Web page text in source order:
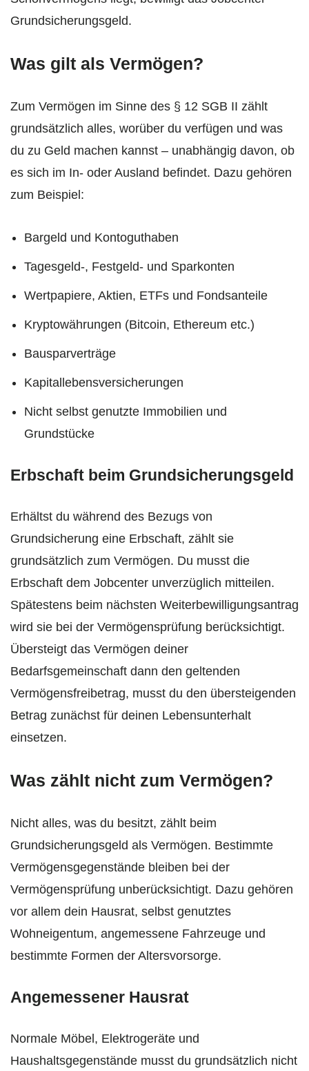
Grundsicherungsgeld.
Was gilt als Vermögen?
Zum Vermögen im Sinne des § 12 SGB II zählt
grundsätzlich alles, worüber du verfügen und was
du zu Geld machen kannst – unabhängig davon, ob
es sich im In- oder Ausland befindet. Dazu gehören
zum Beispiel:
Bargeld und Kontoguthaben
Tagesgeld-, Festgeld- und Sparkonten
Wertpapiere, Aktien, ETFs und Fondsanteile
Kryptowährungen (Bitcoin, Ethereum etc.)
Bausparverträge
Kapitallebensversicherungen
Nicht selbst genutzte Immobilien und
Grundstücke
Erbschaft beim Grundsicherungsgeld
Erhältst du während des Bezugs von
Grundsicherung eine Erbschaft, zählt sie
grundsätzlich zum Vermögen. Du musst die
Erbschaft dem Jobcenter unverzüglich mitteilen.
Spätestens beim nächsten Weiterbewilligungsantrag
wird sie bei der Vermögensprüfung berücksichtigt.
Übersteigt das Vermögen deiner
Bedarfsgemeinschaft dann den geltenden
Vermögensfreibetrag, musst du den übersteigenden
Betrag zunächst für deinen Lebensunterhalt
einsetzen.
Was zählt nicht zum Vermögen?
Nicht alles, was du besitzt, zählt beim
Grundsicherungsgeld als Vermögen. Bestimmte
Vermögensgegenstände bleiben bei der
Vermögensprüfung unberücksichtigt. Dazu gehören
vor allem dein Hausrat, selbst genutztes
Wohneigentum, angemessene Fahrzeuge und
bestimmte Formen der Altersvorsorge.
Angemessener Hausrat
Normale Möbel, Elektrogeräte und
Haushaltsgegenstände musst du grundsätzlich nicht